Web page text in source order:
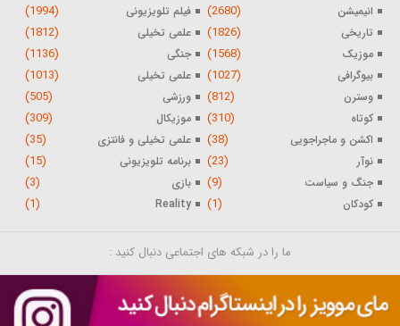
انیمیشن (2680) فیلم تلویزیونی (1994)
تاریخی (1826) علمی تخیلی (1812)
موزیک (1568) جنگی (1136)
بیوگرافی (1027) علمی تخیلی (1013)
وسترن (812) ورزشی (505)
کوتاه (310) موزیکال (309)
اکشن و ماجراجویی (38) علمی تخیلی و فانتزی (35)
نوآر (23) برنامه تلویزیونی (15)
جنگ و سیاست (9) بازی (3)
کودکان (1)
Reality
(1)
ما را در شبکه های اجتماعی دنبال کنید :